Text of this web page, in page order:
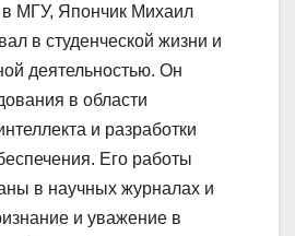
МГУ, Япончик Михаил
в студенческой жизни и
деятельностью. Он
в области
и разработки
Его работы
в научных журналах и
и уважение в